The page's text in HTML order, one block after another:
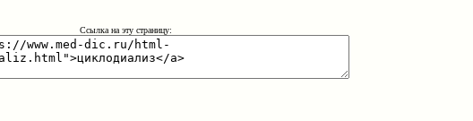
Ссылка на эту страницу: